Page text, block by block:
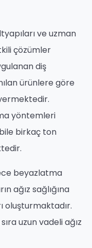
ve uzman
çözümler
diş
ürünlere göre
yöntemleri
birkaç ton
beyazlatma
ağız sağlığına
oluşturmaktadır.
uzun vadeli ağız